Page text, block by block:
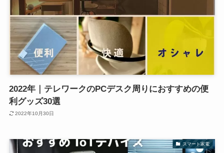
2022年｜テレワークのPCデスク周りにおすすめの便
利グッズ30選
2022年10月30日
スマート家電